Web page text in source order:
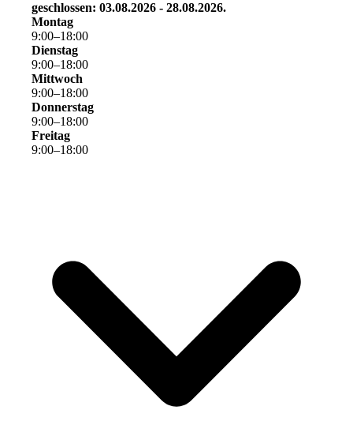
geschlossen: 03.08.2026 - 28.08.2026.
Montag
9:00–18:00
Dienstag
9:00–18:00
Mittwoch
9:00–18:00
Donnerstag
9:00–18:00
Freitag
9:00–18:00